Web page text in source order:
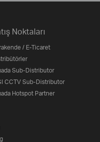
Noktaları
/ E-Ticaret
Sub-Distributor
CCTV Sub-Distributor
Hotspot Partner